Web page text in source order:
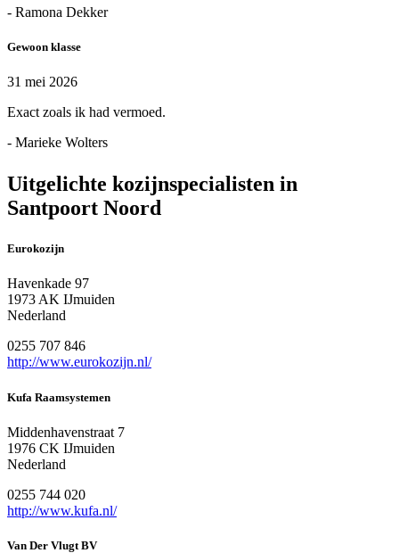
- Ramona Dekker
Gewoon klasse
31 mei 2026
Exact zoals ik had vermoed.
- Marieke Wolters
Uitgelichte kozijnspecialisten in
Santpoort Noord
Eurokozijn
Havenkade 97
1973 AK IJmuiden
Nederland
0255 707 846
http://www.eurokozijn.nl/
Kufa Raamsystemen
Middenhavenstraat 7
1976 CK IJmuiden
Nederland
0255 744 020
http://www.kufa.nl/
Van Der Vlugt BV